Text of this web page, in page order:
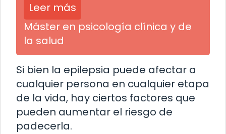
Leer más
Máster en psicología clínica y de
la salud
Si bien la epilepsia puede afectar a
cualquier persona en cualquier etapa
de la vida, hay ciertos factores que
pueden aumentar el riesgo de
padecerla.